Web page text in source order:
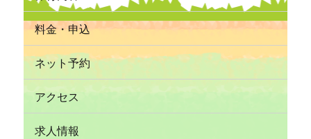
料金・申込
ネット予約
アクセス
求人情報